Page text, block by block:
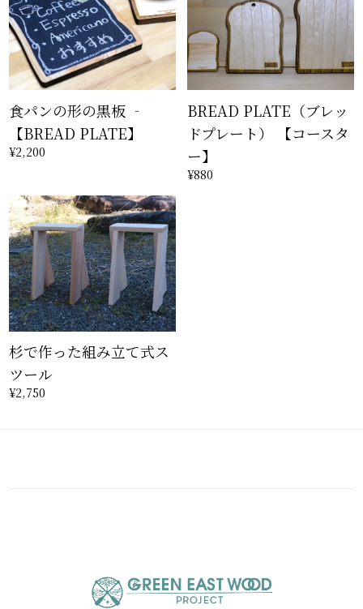
食パンの形の黒板 ‐
【BREAD PLATE】
¥2,200
BREAD PLATE（ブレッ
ドプレート） 【コースタ
ー】
¥880
杉で作った組み立て式ス
ツール
¥2,750